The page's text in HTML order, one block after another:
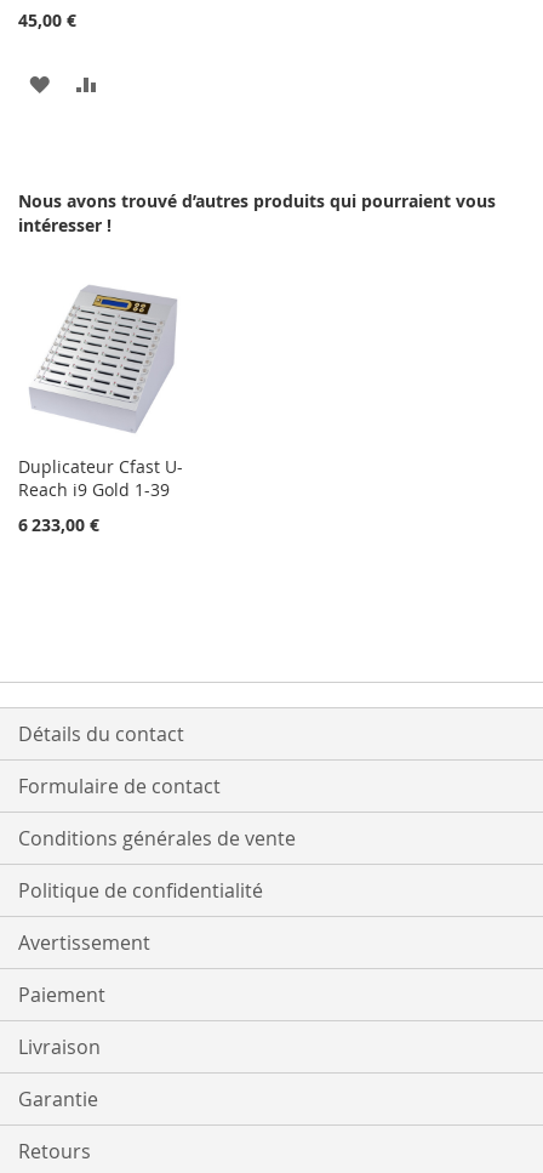
45,00 €
AJOUTER
LISTE
Nous avons trouvé d’autres produits qui pourraient vous
intéresser !
Duplicateur Cfast U-
Reach i9 Gold 1-39
6 233,00 €
Détails du contact
Formulaire de contact
Conditions générales de vente
Politique de confidentialité
Avertissement
Paiement
Livraison
Garantie
Retours